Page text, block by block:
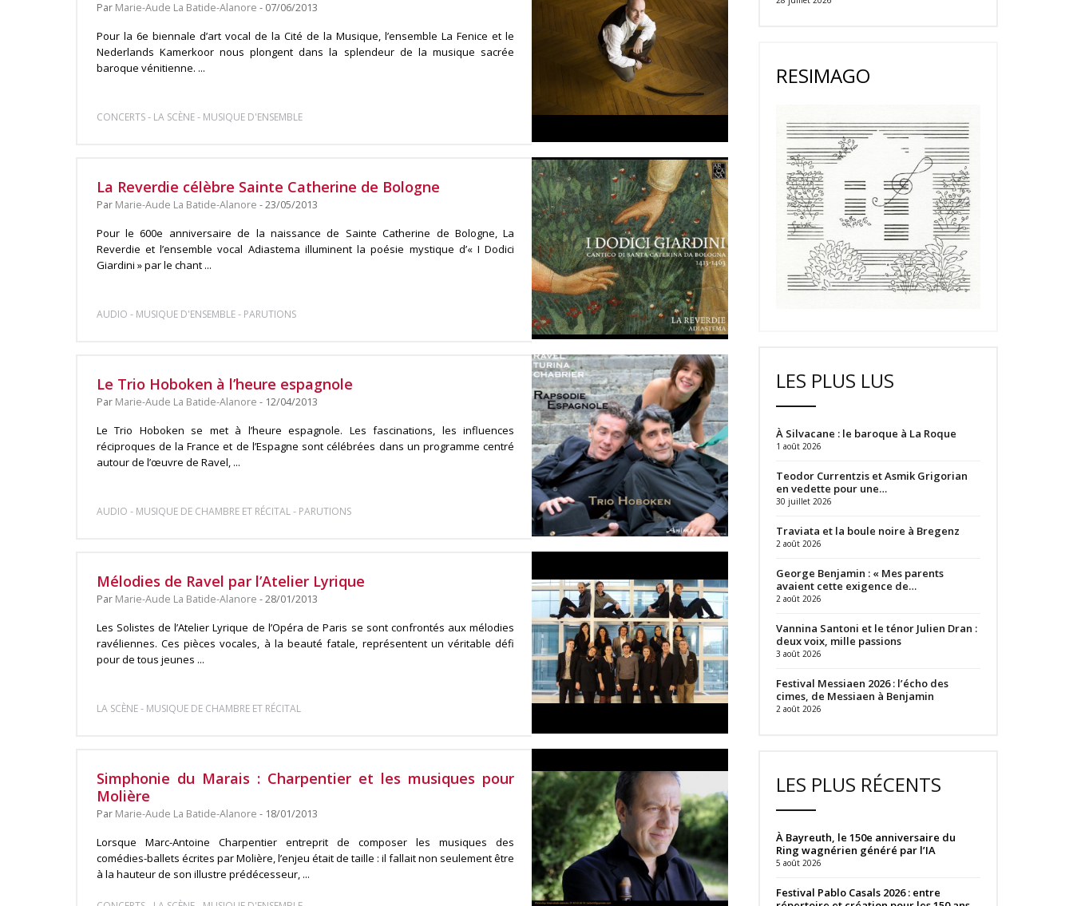
Par Marie-Aude La Batide-Alanore - 07/06/2013
Pour la 6e biennale d’art vocal de la Cité de la Musique, l’ensemble La Fenice et le
Nederlands Kamerkoor nous plongent dans la splendeur de la musique sacrée
baroque vénitienne. ...
CONCERTS- LA SCÈNE- MUSIQUE D'ENSEMBLE
La Reverdie célèbre Sainte Catherine de Bologne
Par Marie-Aude La Batide-Alanore - 23/05/2013
Pour le 600e anniversaire de la naissance de Sainte Catherine de Bologne, La
Reverdie et l’ensemble vocal Adiastema illuminent la poésie mystique d’« I Dodici
Giardini » par le chant ...
AUDIO - MUSIQUE D'ENSEMBLE- PARUTIONS
Le Trio Hoboken à l’heure espagnole
Par Marie-Aude La Batide-Alanore - 12/04/2013
Le Trio Hoboken se met à l’heure espagnole. Les fascinations, les influences
réciproques de la France et de l’Espagne sont célébrées dans un programme centré
autour de l’œuvre de Ravel, ...
AUDIO - MUSIQUE DE CHAMBRE ET RÉCITAL- PARUTIONS
Mélodies de Ravel par l’Atelier Lyrique
Par Marie-Aude La Batide-Alanore - 28/01/2013
Les Solistes de l’Atelier Lyrique de l’Opéra de Paris se sont confrontés aux mélodies
ravéliennes. Ces pièces vocales, à la beauté fatale, représentent un véritable défi
pour de tous jeunes ...
LA SCÈNE- MUSIQUE DE CHAMBRE ET RÉCITAL
Simphonie du Marais : Charpentier et les musiques pour
Molière
Par Marie-Aude La Batide-Alanore - 18/01/2013
Lorsque Marc-Antoine Charpentier entreprit de composer les musiques des
comédies-ballets écrites par Molière, l’enjeu était de taille : il fallait non seulement être
à la hauteur de son illustre prédécesseur, ...
RESIMAGO
LES PLUS LUS
À Silvacane : le baroque à La Roque
1 août 2026
Teodor Currentzis et Asmik Grigorian
en vedette pour une…
30 juillet 2026
Traviata et la boule noire à Bregenz
2 août 2026
George Benjamin : « Mes parents
avaient cette exigence de…
2 août 2026
Vannina Santoni et le ténor Julien Dran :
deux voix, mille passions
3 août 2026
Festival Messiaen 2026 : l’écho des
cimes, de Messiaen à Benjamin
2 août 2026
LES PLUS RÉCENTS
À Bayreuth, le 150e anniversaire du
Ring wagnérien généré par l’IA
5 août 2026
Festival Pablo Casals 2026 : entre